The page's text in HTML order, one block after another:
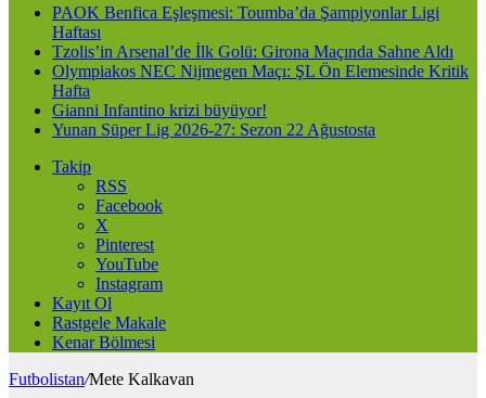
PAOK Benfica Eşleşmesi: Toumba’da Şampiyonlar Ligi
Haftası
Tzolis’in Arsenal’de İlk Golü: Girona Maçında Sahne Aldı
Olympiakos NEC Nijmegen Maçı: ŞL Ön Elemesinde Kritik
Hafta
Gianni Infantino krizi büyüyor!
Yunan Süper Lig 2026-27: Sezon 22 Ağustosta
Takip
RSS
Facebook
X
Pinterest
YouTube
Instagram
Kayıt Ol
Rastgele Makale
Kenar Bölmesi
Futbolistan/Mete Kalkavan